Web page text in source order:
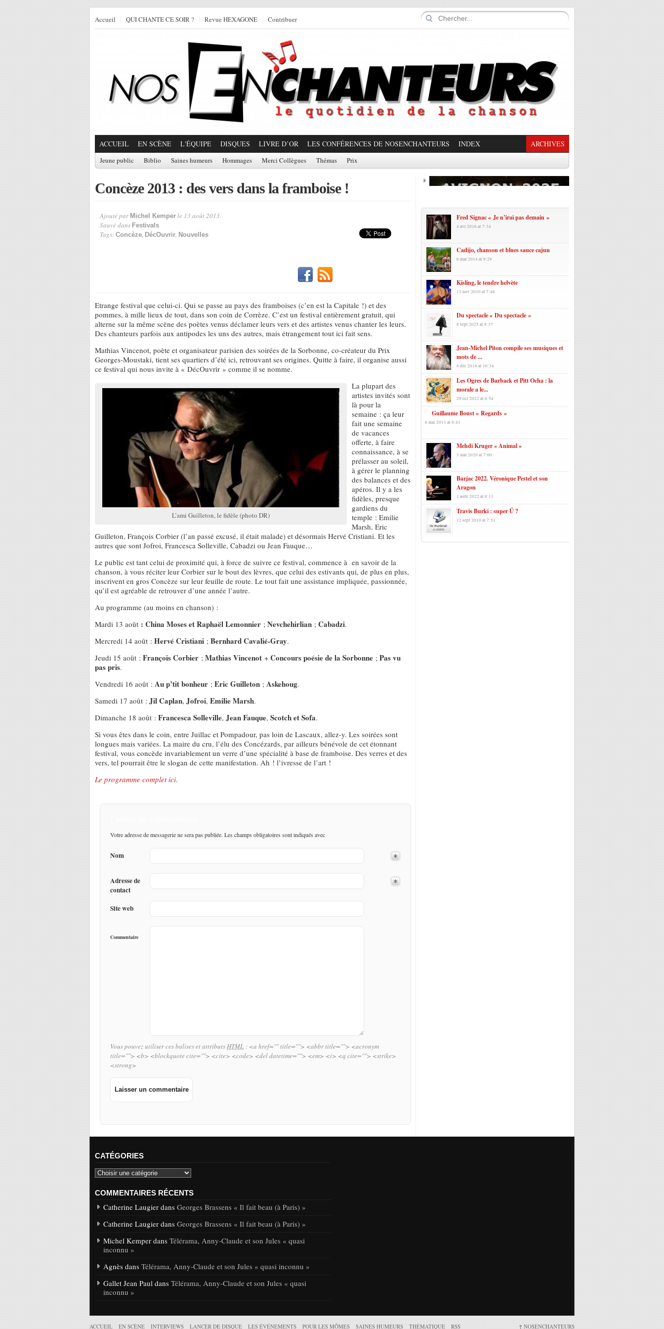
Accueil QUI CHANTE CE SOIR ? Revue HEXAGONE Contribuer
ACCUEIL EN SCÈNE L'ÉQUIPE DISQUES LIVRE D’OR LES CONFÉRENCES DE NOSENCHANTEURS INDEX ARCHIVES
Jeune public Biblio Saines humeurs Hommages Merci Collègues Thémas Prix
Concèze 2013 : des vers dans la framboise !
Ajouté par Michel Kemper le 13 août 2013.
Sauvé dans Festivals
Tags: Concèze, DécOuvrir, Nouvelles
Etrange festival que celui-ci. Qui se passe au pays des framboises (c’en est la Capitale !) et des
pommes, à mille lieux de tout, dans son coin de Corrèze. C’est un festival entièrement gratuit, qui
alterne sur la même scène des poètes venus déclamer leurs vers et des artistes venus chanter les leurs.
Des chanteurs parfois aux antipodes les uns des autres, mais étrangement tout ici fait sens.
Mathias Vincenot, poète et organisateur parisien des soirées de la Sorbonne, co-créateur du Prix
Georges-Moustaki, tient ses quartiers d’été ici, retrouvant ses origines. Quitte à faire, il organise aussi
ce festival qui nous invite à « DécOuvrir » comme il se nomme.
L’ami Guilleton, le fidèle (photo DR)
La plupart des
artistes invités sont
là pour la
semaine : ça leur
fait une semaine
de vacances
offerte, à faire
connaissance, à se
prélasser au soleil,
à gérer le planning
des balances et des
apéros. Il y a les
fidèles, presque
gardiens du
temple : Emilie
Marsh, Eric
Guilleton, François Corbier (l’an passé excusé, il était malade) et désormais Hervé Cristiani. Et les
autres que sont Jofroi, Francesca Solleville, Cabadzi ou Jean Fauque…
Le public est tant celui de proximité qui, à force de suivre ce festival, commence à en savoir de la
chanson, à vous réciter leur Corbier sur le bout des lèvres, que celui des estivants qui, de plus en plus,
inscrivent en gros Concèze sur leur feuille de route. Le tout fait une assistance impliquée, passionnée,
qu’il est agréable de retrouver d’une année l’autre.
Au programme (au moins en chanson) :
Mardi 13 août : China Moses et Raphaël Lemonnier ; Nevchehirlian ; Cabadzi.
Mercredi 14 août : Hervé Cristiani ; Bernhard Cavalié-Gray.
Jeudi 15 août : François Corbier ; Mathias Vincenot + Concours poésie de la Sorbonne ; Pas vu
pas pris.
Vendredi 16 août : Au p’tit bonheur ; Eric Guilleton ; Askehoug.
Samedi 17 août : Jil Caplan, Jofroi, Emilie Marsh.
Dimanche 18 août : Francesca Solleville, Jean Fauque, Scotch et Sofa.
Si vous êtes dans le coin, entre Juillac et Pompadour, pas loin de Lascaux, allez-y. Les soirées sont
longues mais variées. La maire du cru, l’élu des Concézards, par ailleurs bénévole de cet étonnant
festival, vous concède invariablement un verre d’une spécialité à base de framboise. Des verres et des
vers, tel pourrait être le slogan de cette manifestation. Ah ! l’ivresse de l’art !
Le programme complet ici.
Votre adresse de messagerie ne sera pas publiée. Les champs obligatoires sont indiqués avec
Nom
Adresse de
contact
Site web
Commentaire
Vous pouvez utiliser ces balises et attributsHTML : <a href="" title=""> <abbr title=""> <acronym
title=""> <b> <blockquote cite=""> <cite> <code> <del datetime=""> <em> <i> <q cite=""> <strike>
<strong>
Fred Signac « Je n’irai pas demain »
4 avr 2016 at 7:34
Cadijo, chanson et blues sauce cajun
6 mar 2014 at 9:28
Kisling, le tendre helvète
13 nov 2010 at 7:46
Du spectacle « Du spectacle »
8 sept 2025 at 9:37
Jean-Michel Piton compile ses musiques et
mots de ...
8 déc 2018 at 10:34
Les Ogres de Barback et Pitt Ocha : la
morale a le...
29 oct 2022 at 6:54
Guillaume Boust « Regards »
6 mai 2013 at 8:41
Mehdi Kruger « Animal »
3 mai 2020 at 7:00
Barjac 2022. Véronique Pestel et son
Aragon
1 août 2022 at 8:13
Travis Burki : super Ü ?
12 sept 2010 at 7:51
CATÉGORIES
COMMENTAIRES RÉCENTS
Catherine Laugier dans Georges Brassens « Il fait beau (à Paris) »
Catherine Laugier dans Georges Brassens « Il fait beau (à Paris) »
Michel Kemper dans Télérama, Anny-Claude et son Jules « quasi
inconnu »
Agnès dans Télérama, Anny-Claude et son Jules « quasi inconnu »
Gallet Jean Paul dans Télérama, Anny-Claude et son Jules « quasi
inconnu »
ACCUEIL EN SCÈNE INTERVIEWS LANCER DE DISQUE LES ÉVÉNEMENTS POUR LES MÔMES SAINES HUMEURS THÉMATIQUE RSS ↑ NOSENCHANTEURS